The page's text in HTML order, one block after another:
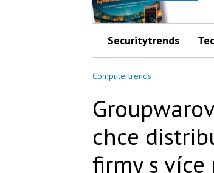
Securitytrends
Computertrends
chce
firmy s více